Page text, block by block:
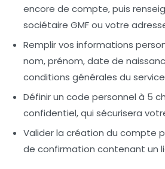
encore de compte, puis
sociétaire GMF ou votre
Remplir vos informations
nom, prénom, date de
conditions générales du
Définir un code personnel à 5
confidentiel, qui sécurisera
Valider la création du compte
de confirmation contenant un